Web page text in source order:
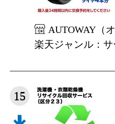
AUTOWAY（
楽天ジャンル：
15